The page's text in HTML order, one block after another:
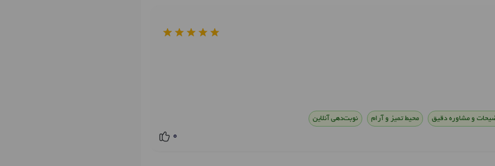
و مشاوره دقیق محیط تمیز و آرام نوبت‌دهی آنلاین
0